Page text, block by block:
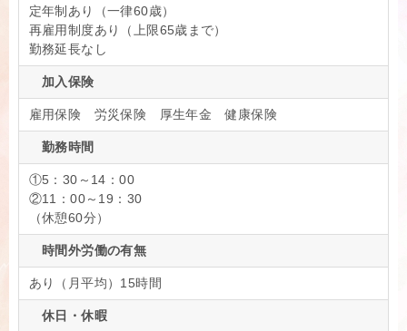
定年制あり（一律60歳）
再雇用制度あり（上限65歳まで）
勤務延長なし
加入保険
雇用保険 労災保険 厚生年金 健康保険
勤務時間
①5：30～14：00
②11：00～19：30
（休憩60分）
時間外労働の有無
あり（月平均）15時間
休日・休暇